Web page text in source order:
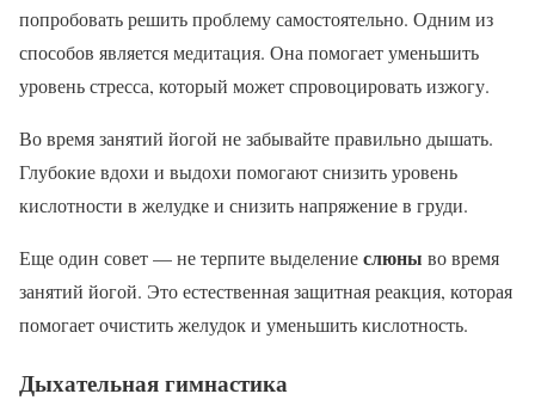
попробовать решить проблему самостоятельно. Одним из
способов является медитация. Она помогает уменьшить
уровень стресса, который может спровоцировать изжогу.
Во время занятий йогой не забывайте правильно дышать.
Глубокие вдохи и выдохи помогают снизить уровень
кислотности в желудке и снизить напряжение в груди.
Еще один совет — не терпите выделениеслюны во время
занятий йогой. Это естественная защитная реакция, которая
помогает очистить желудок и уменьшить кислотность.
Дыхательная гимнастика